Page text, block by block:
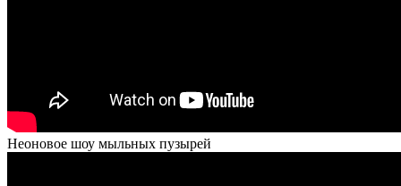
Неоновое шоу мыльных пузырей